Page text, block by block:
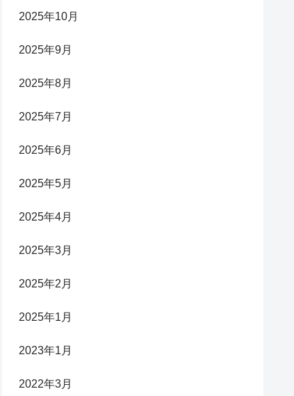
2025年10月
2025年9月
2025年8月
2025年7月
2025年6月
2025年5月
2025年4月
2025年3月
2025年2月
2025年1月
2023年1月
2022年3月